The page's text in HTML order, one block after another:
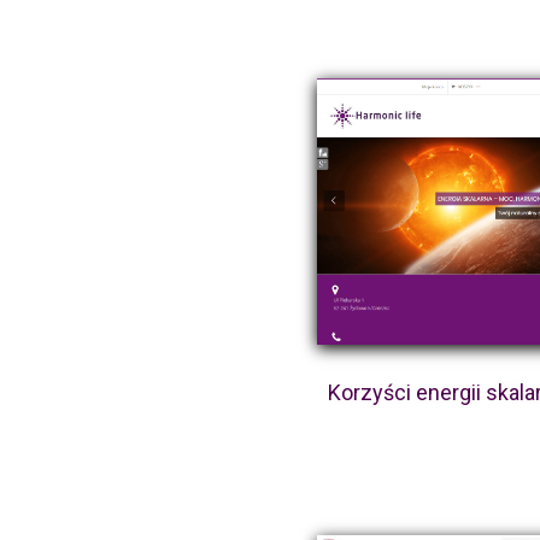
Korzyści energii